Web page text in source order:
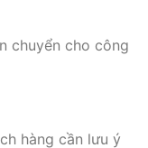
chuyển cho công
hàng cần lưu ý